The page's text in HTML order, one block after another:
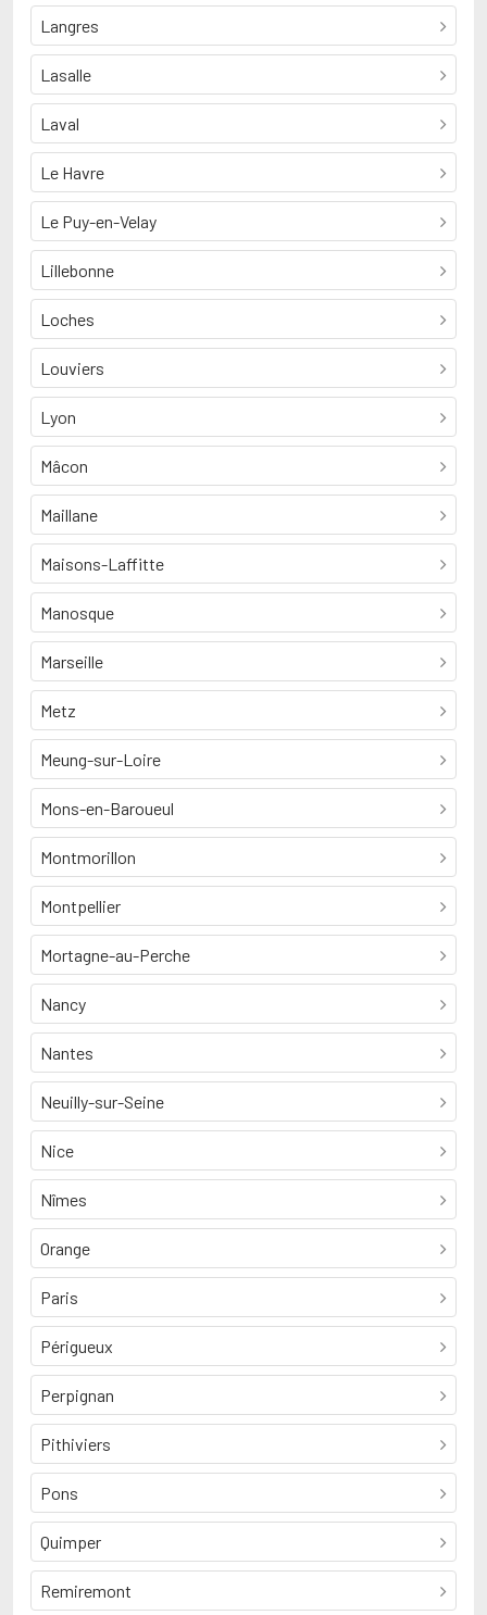
Langres
Lasalle
Laval
Le Havre
Le Puy-en-Velay
Lillebonne
Loches
Louviers
Lyon
Mâcon
Maillane
Maisons-Laffitte
Manosque
Marseille
Metz
Meung-sur-Loire
Mons-en-Baroueul
Montmorillon
Montpellier
Mortagne-au-Perche
Nancy
Nantes
Neuilly-sur-Seine
Nice
Nîmes
Orange
Paris
Périgueux
Perpignan
Pithiviers
Pons
Quimper
Remiremont